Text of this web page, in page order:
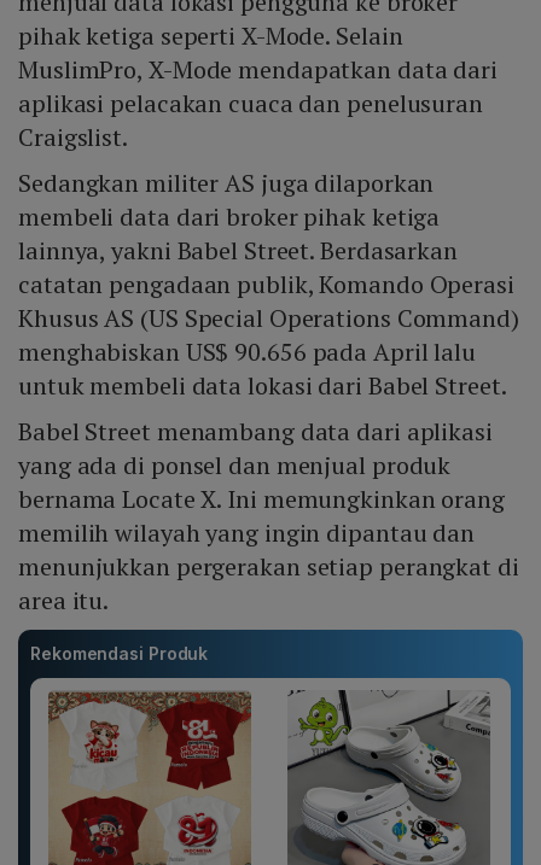
pihak ketiga seperti X-Mode. Selain
MuslimPro, X-Mode mendapatkan data dari
aplikasi pelacakan cuaca dan penelusuran
Craigslist.
Sedangkan militer AS juga dilaporkan
membeli data dari broker pihak ketiga
lainnya, yakni Babel Street. Berdasarkan
catatan pengadaan publik, Komando Operasi
Khusus AS (US Special Operations Command)
menghabiskan US$ 90.656 pada April lalu
untuk membeli data lokasi dari Babel Street.
Babel Street menambang data dari aplikasi
yang ada di ponsel dan menjual produk
bernama Locate X. Ini memungkinkan orang
memilih wilayah yang ingin dipantau dan
menunjukkan pergerakan setiap perangkat di
area itu.
Rekomendasi Produk